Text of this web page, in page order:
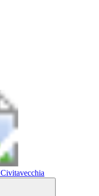
Civitavecchia